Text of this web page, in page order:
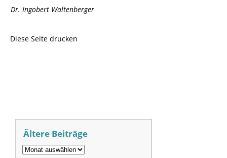
Dr. Ingobert Waltenberger
Diese Seite drucken
Ältere Beiträge